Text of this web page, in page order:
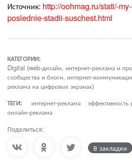
Источник: http://oohmag.ru/stati/-
poslednie-stadii-suschest.html
КАТЕГОРИИ:
Digital (web-дизайн, интернет-реклама и
сообщества и блоги, интернет-
реклама на цифровых экранах)
ТЕГИ:
интернет-реклама
онлайн-реклама
Поделиться:
В закладки